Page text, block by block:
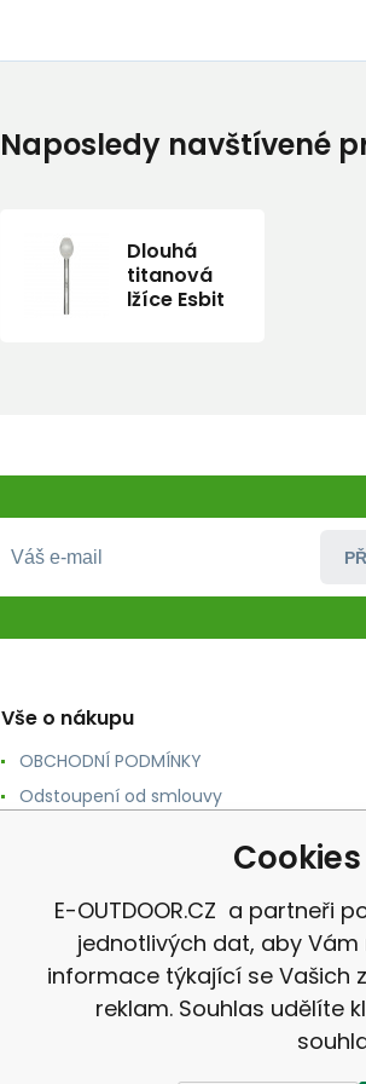
Naposledy navštívené
Dlouhá
titanová
lžíce Esbit
Vše o nákupu
OBCHODNÍ PODMÍNKY
Odstoupení od smlouvy
Ochrana osobních údajů
Cookies
E-OUTDOOR.CZ a partneři
jednotlivých dat, aby
informace týkající se Vašich
reklam. Souhlas udělíte